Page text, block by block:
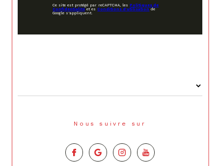
Ce site est protégé par reCAPTCHA, lesPolitiques de
Confidentialité et esConditions d'utilisation de
Google s'appliquent.
Nous suivre sur